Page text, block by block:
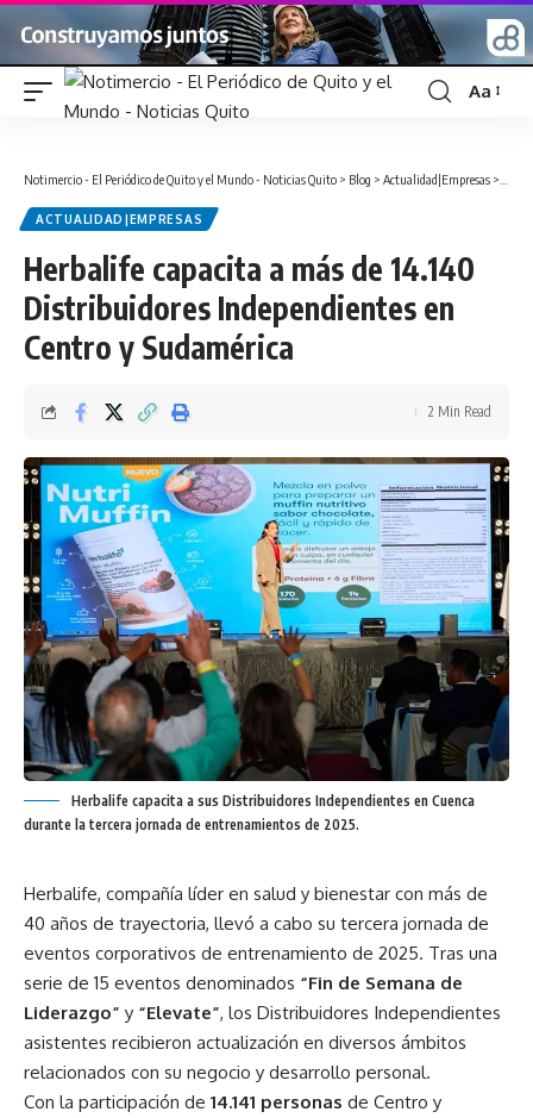
Font
Aa
Notimercio - El Periódico de Quito y el Mundo - Noticias Quito > Blog > Actualidad|Empresas >
ACTUALIDAD|EMPRESAS
Herbalife capacita a más de 14.140
Distribuidores Independientes en
Centro y Sudamérica
2 Min Read
Herbalife capacita a sus Distribuidores Independientes en Cuenca
durante la tercera jornada de entrenamientos de 2025.
Herbalife, compañía líder en salud y bienestar con más de
40 años de trayectoria, llevó a cabo su tercera jornada de
eventos corporativos de entrenamiento de 2025. Tras una
serie de 15 eventos denominados “Fin de Semana de
Liderazgo” y “Elevate”, los Distribuidores Independientes
asistentes recibieron actualización en diversos ámbitos
relacionados con su negocio y desarrollo personal.
Con la participación de 14.141 personas de Centro y